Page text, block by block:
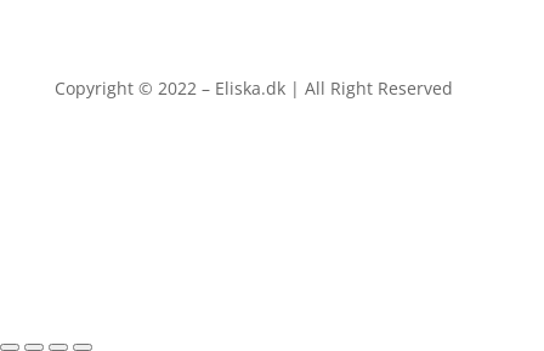
Copyright © 2022 – Eliska.dk | All Right Reserved